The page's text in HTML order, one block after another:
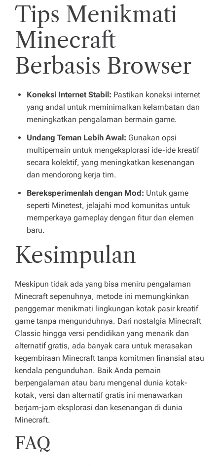
Tips Menikmati
Minecraft
Berbasis Browser
Koneksi Internet Stabil: Pastikan koneksi internet
yang andal untuk meminimalkan kelambatan dan
meningkatkan pengalaman bermain game.
Undang Teman Lebih Awal: Gunakan opsi
multipemain untuk mengeksplorasi ide-ide kreatif
secara kolektif, yang meningkatkan kesenangan
dan mendorong kerja tim.
Bereksperimenlah dengan Mod: Untuk game
seperti Minetest, jelajahi mod komunitas untuk
memperkaya gameplay dengan fitur dan elemen
baru.
Kesimpulan
Meskipun tidak ada yang bisa meniru pengalaman
Minecraft sepenuhnya, metode ini memungkinkan
penggemar menikmati lingkungan kotak pasir kreatif
game tanpa mengunduhnya. Dari nostalgia Minecraft
Classic hingga versi pendidikan yang menarik dan
alternatif gratis, ada banyak cara untuk merasakan
kegembiraan Minecraft tanpa komitmen finansial atau
kendala pengunduhan. Baik Anda pemain
berpengalaman atau baru mengenal dunia kotak-
kotak, versi dan alternatif gratis ini menawarkan
berjam-jam eksplorasi dan kesenangan di dunia
Minecraft.
FAQ